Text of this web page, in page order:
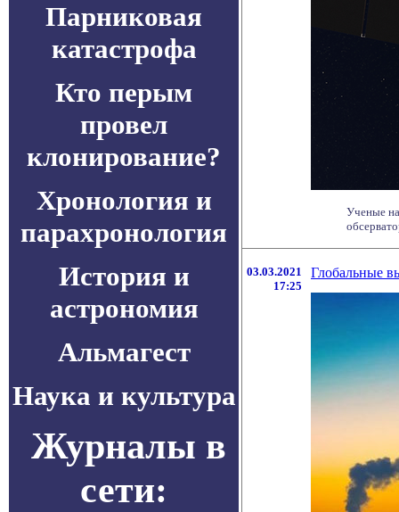
Парниковая
катастрофа
Кто перым
провел
клонирование?
Хронология и
парахронология
История и
астрономия
Альмагест
Наука и культура
Журналы в
сети:
Ученые
03.03.2021
17:25
Глобальные